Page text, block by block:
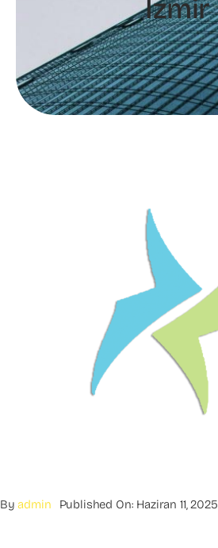
İzmir
Byadmin Published On: Haziran 11, 2025